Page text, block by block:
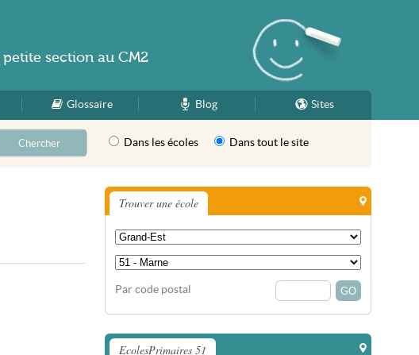
Glossaire Blog Sites
Dans les écoles Dans tout le site
Trouver une école
Par code postal
EcolesPrimaires 51
petite section au CM2